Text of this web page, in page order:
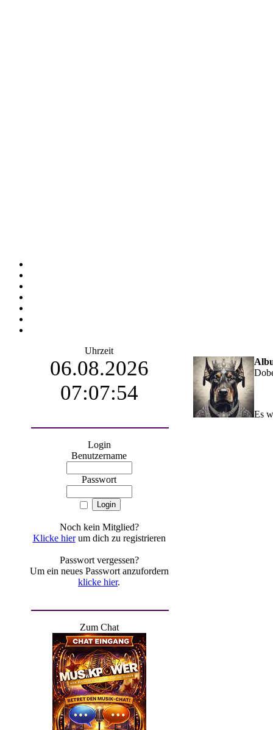
Uhrzeit
06.08.2026
07:07:55
Login
Benutzername
Passwort
Noch kein Mitglied?
Klicke hierum dich zu registrieren
Passwort vergessen?
Um ein neues Passwort anzufordern
klicke hier.
Zum Chat
Es